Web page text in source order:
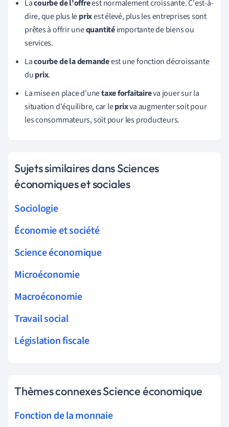
Lacourbe de l'offreest normalement croissante. C'est-à-
dire, que plus leprixest élevé, plus les entreprises sont
prêtes à offrir unequantitéimportante de biens ou
services.
Lacourbe de lademandeest une fonction décroissante
duprix.
La mise en place d'unetaxe forfaitaireva jouer sur la
situation d'équilibre, car leprixva augmenter soit pour
les consommateurs, soit pour les producteurs.
Sujets similaires dans Sciences
économiques et sociales
Sociologie
Économie et société
Science économique
Microéconomie
Macroéconomie
Travail social
Législation fiscale
Thèmes connexes Science économique
Fonction de la monnaie